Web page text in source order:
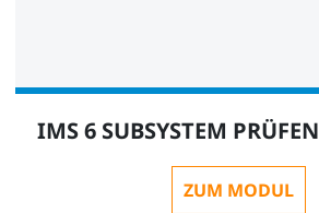
IMS 6 SUBSYSTEM PRÜFEN
ZUM MODUL